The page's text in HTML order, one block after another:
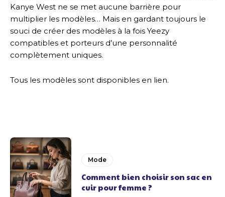
Kanye West ne se met aucune barrière pour
multiplier les modèles… Mais en gardant toujours le
souci de créer des modèles à la fois Yeezy
compatibles et porteurs d’une personnalité
complètement uniques.
Tous les modèles sont disponibles en lien.
Mode
Comment bien choisir son sac en
cuir pour femme ?